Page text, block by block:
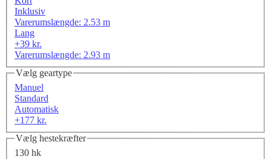
Inklusiv
Varerumslængde: 2.53 m
Lang
+39 kr.
Varerumslængde: 2.93 m
Vælg geartype
Manuel
Standard
Automatisk
+177 kr.
Vælg hestekræfter
130 hk